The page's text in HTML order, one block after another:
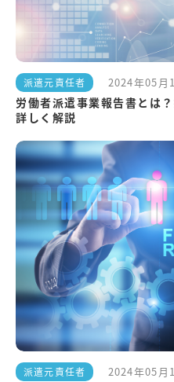
派遣元責任者 2024年05月
労働者派遣事業報告書とは
詳しく解説
派遣元責任者 2024年05月